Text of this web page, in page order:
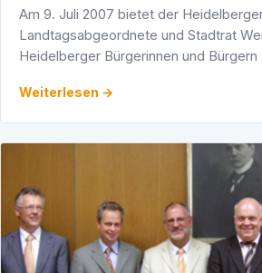
Am 9. Juli 2007 bietet der
Landtagsabgeordnete und Stadtrat
Heidelberger Bürgerinnen und
der Adlerstraße …
Weiterlesen →